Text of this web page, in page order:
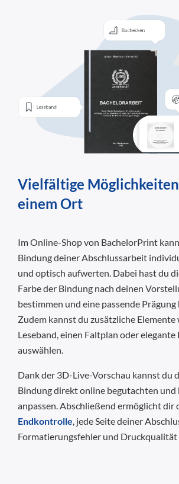
Vielfältige
einem Ort
Im Online-Shop von BachelorPrint
Bindung deiner Abschlussarbeit
und optisch aufwerten. Dabei hast du
Farbe der Bindung nach deinen
bestimmen und eine passende
Zudem kannst du zusätzliche Elemente
Leseband, einen Faltplan oder elegante
auswählen.
Dank der 3D-Live-Vorschau kannst du
Bindung direkt online begutachten und
anpassen. Abschließend ermöglicht dir
Endkontrolle, jede Seite deiner
Formatierungsfehler und